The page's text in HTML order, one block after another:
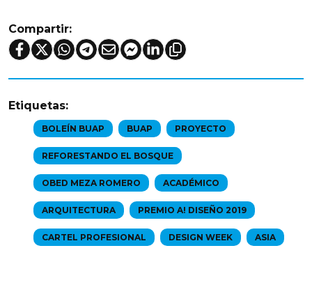
Compartir:
Etiquetas:
BOLEÍN BUAP BUAP PROYECTO
REFORESTANDO EL BOSQUE
OBED MEZA ROMERO ACADÉMICO
ARQUITECTURA PREMIO A! DISEÑO 2019
CARTEL PROFESIONAL DESIGN WEEK ASIA